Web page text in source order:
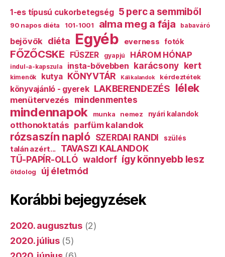
1-es típusú cukorbetegség 5 perc a semmiből
90 napos diéta 101-1001 alma meg a fája babaváró
bejövők diéta Egyéb everness fotók
FŐZŐCSKE FŰSZER gyapjú HÁROM HÓNAP
indul-a-kapszula insta-bővebben karácsony kert
kimenők kutya KÖNYVTÁR Káli kalandok kérdeztétek
könyvajánló - gyerek LAKBERENDEZÉS lélek
menütervezés mindenmentes
mindennapok munka nemez nyári kalandok
otthonoktatás parfüm kalandok
rózsaszín napló SZERDAI RANDI szülés
talán azért...
TAVASZI KALANDOK
TŰ-PAPÍR-OLLÓ waldorf így könnyebb lesz
ötdolog új életmód
Korábbi bejegyzések
2020. augusztus(2)
2020. július(5)